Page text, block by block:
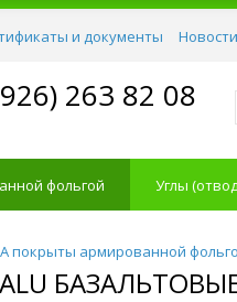
и документы Новости
263 82 08
фольгой Углы
покрыты армированной